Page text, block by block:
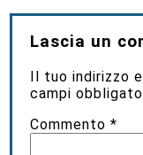
Lascia un
Il tuo indirizzo
campi
Commento*